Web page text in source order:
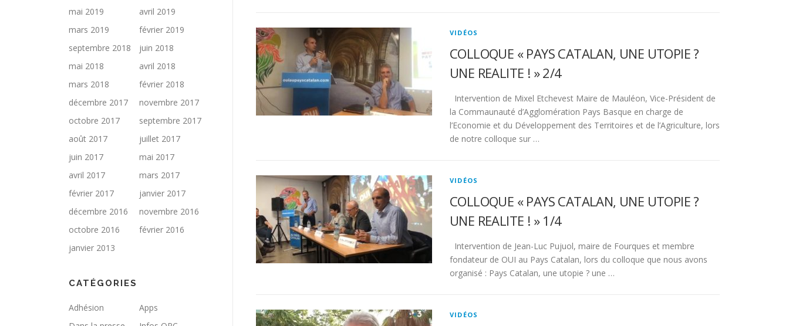
VIDÉOS
COLLOQUE « PAYS CATALAN, UNE UTOPIE ?
UNE REALITE ! » 2/4
Intervention de Mixel Etchevest Maire de Mauléon, Vice-Président de
la Commaunauté d’Agglomération Pays Basque en charge de
l’Economie et du Développement des Territoires et de l’Agriculture, lors
de notre colloque sur …
VIDÉOS
COLLOQUE « PAYS CATALAN, UNE UTOPIE ?
UNE REALITE ! » 1/4
Intervention de Jean-Luc Pujuol, maire de Fourques et membre
fondateur de OUI au Pays Catalan, lors du colloque que nous avons
organisé : Pays Catalan, une utopie ? une …
VIDÉOS
mai 2019
avril 2019
mars 2019
février 2019
septembre 2018
juin 2018
mai 2018
avril 2018
mars 2018
février 2018
décembre 2017
novembre 2017
octobre 2017
septembre 2017
août 2017
juillet 2017
juin 2017
mai 2017
avril 2017
mars 2017
février 2017
janvier 2017
décembre 2016
novembre 2016
octobre 2016
février 2016
janvier 2013
CATÉGORIES
Adhésion
Apps